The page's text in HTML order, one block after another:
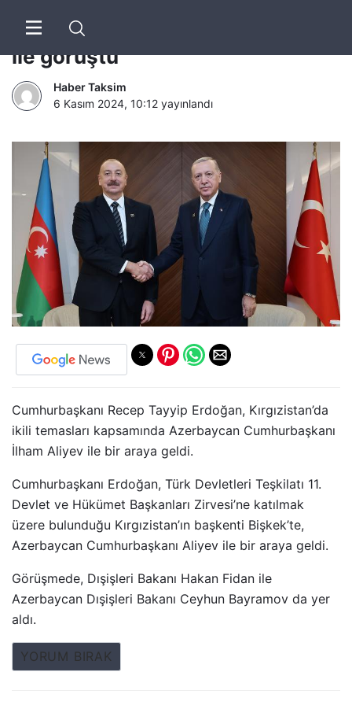
Cumhurbaşkanı Erdoğan, Aliyev
ile görüştü
Haber Taksim
6 Kasım 2024, 10:12 yayınlandı
Cumhurbaşkanı Recep Tayyip Erdoğan, Kırgızistan’da
ikili temasları kapsamında Azerbaycan Cumhurbaşkanı
İlham Aliyev ile bir araya geldi.
Cumhurbaşkanı Erdoğan, Türk Devletleri Teşkilatı 11.
Devlet ve Hükümet Başkanları Zirvesi’ne katılmak
üzere bulunduğu Kırgızistan’ın başkenti Bişkek’te,
Azerbaycan Cumhurbaşkanı Aliyev ile bir araya geldi.
Görüşmede, Dışişleri Bakanı Hakan Fidan ile
Azerbaycan Dışişleri Bakanı Ceyhun Bayramov da yer
aldı.
YORUM BIRAK